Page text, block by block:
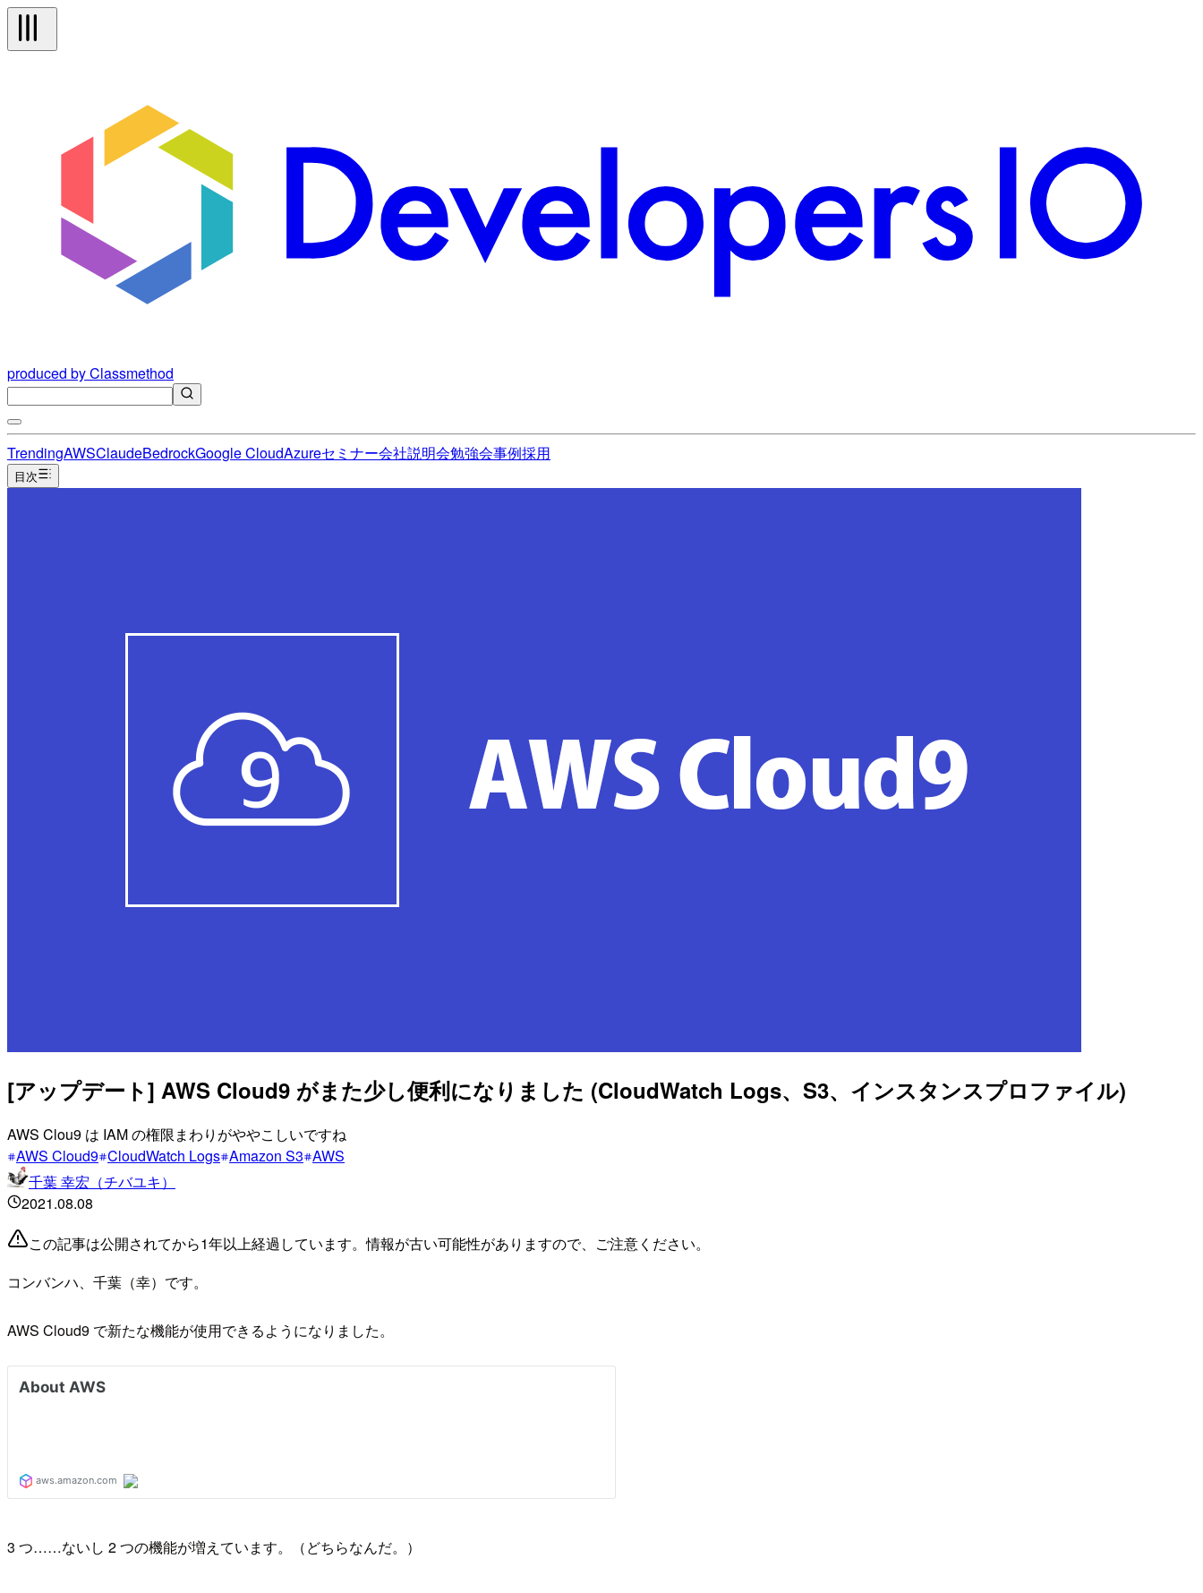
produced by Classmethod
TrendingAWSClaudeBedrockGoogle CloudAzureセミナー会社説明会勉強会事例採用
目次
[アップデート] AWS Cloud9 がまた少し便利になりました (CloudWatch Logs、S3、インスタンスプロファイル)
AWS Clou9 は IAM の権限まわりがややこしいですね
AWS Cloud9 CloudWatch Logs Amazon S3 AWS
千葉 幸宏（チバユキ）
2021.08.08
この記事は公開されてから1年以上経過しています。情報が古い可能性がありますので、ご注意ください。
コンバンハ、千葉（幸）です。
AWS Cloud9 で新たな機能が使用できるようになりました。
3 つ……ないし 2 つの機能が増えています。（どちらなんだ。）